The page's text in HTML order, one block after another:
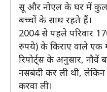
सू और नोएल के घर में
बच्चों के साथ रहते हैं।
2004 से पहले परिवार
रुपये) के किराए वाले एक
रिपोर्ट्स के अनुसार,
नसबंदी कर ली थी, लेकिन
करवा ली।